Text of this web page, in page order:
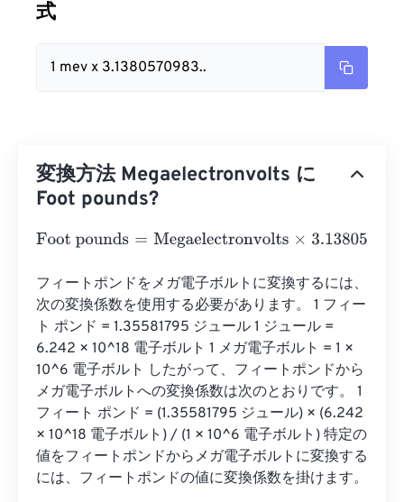
式
1 mev x 3.1380570983..
変換方法 Megaelectronvolts に
Foot pounds?
Foot pounds=Megaelectronvolts×3.138057098304037
フィートポンドをメガ電子ボルトに変換するには、
次の変換係数を使用する必要があります。 1 フィー
ト ポンド = 1.35581795 ジュール 1 ジュール =
6.242 × 10^18 電子ボルト 1 メガ電子ボルト = 1 ×
10^6 電子ボルト したがって、フィートポンドから
メガ電子ボルトへの変換係数は次のとおりです。 1
フィート ポンド = (1.35581795 ジュール) × (6.242
× 10^18 電子ボルト) / (1 × 10^6 電子ボルト) 特定の
値をフィートポンドからメガ電子ボルトに変換する
には、フィートポンドの値に変換係数を掛けます。